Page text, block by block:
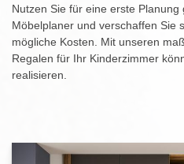
Nutzen Sie für eine erste
Möbelplaner und verschaffen Sie
mögliche Kosten. Mit unseren
Regalen für Ihr Kinderzimmer
realisieren.